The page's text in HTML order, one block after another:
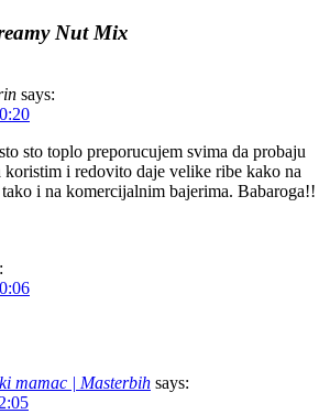
Nut Mix
says:
sto toplo preporucujem svima da probaju
koristim i redovito daje velike ribe kako na
i na komercijalnim bajerima. Babaroga!!
mamac | Masterbih says: